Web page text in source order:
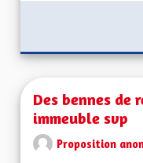
Des bennes de
immeuble svp
Proposition